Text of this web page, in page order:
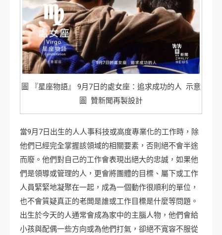
圖 『星座物語』 9月7日的處女座：追求成功的人 示意
圖 贊新聞再製設計
當9月7日出生的人人事科技或高度專業化的工作時，除
他們已經完全掌握該領域的相關要素，否則絕不會半途
而廢。他們對自己的工作會表現出絕大的忠誠，如果他
們是領導或管理的人，更會將團體的目標、屬下或工作
人員緊緊地凝聚在一起，成為一個動作很順利的單位，
也不會質疑真正的老闆是誰或工作目標是什麼等問題。
出生於今天的人通常會成為家中的主腦人物，他們會給
小孩與配偶一些方向或為他們打氣，卻絕不寬容不服從